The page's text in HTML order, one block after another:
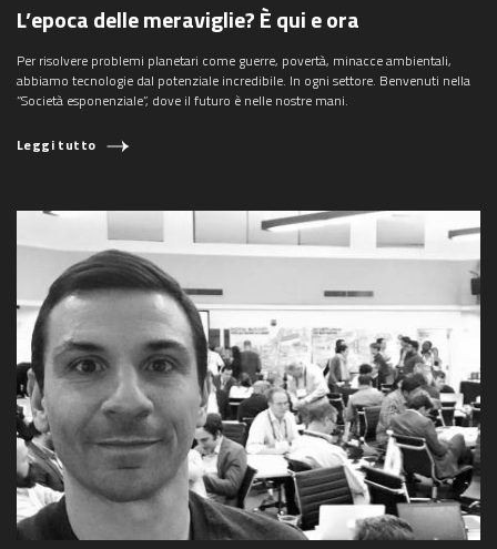
L’epoca delle meraviglie? È qui e ora
Per risolvere problemi planetari come guerre, povertà, minacce ambientali,
abbiamo tecnologie dal potenziale incredibile. In ogni settore. Benvenuti nella
“Società esponenziale”, dove il futuro è nelle nostre mani.
Leggi tutto